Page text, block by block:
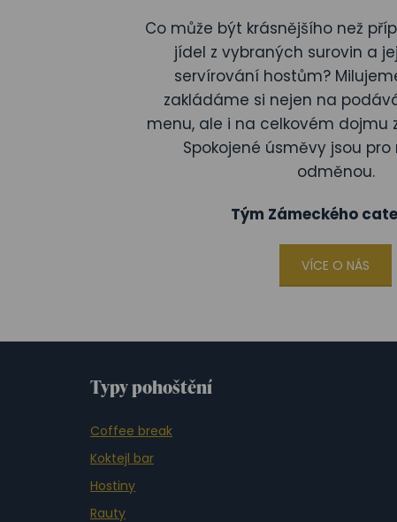
Co může být krásnějšího než
jídel z vybraných surovin a
servírování hostům?
zakládáme si nejen na
menu, ale i na celkovém dojmu
Spokojené úsměvy jsou
odměnou.
Tým Zámeckého
VÍCE O NÁS
Typy pohoštění
Coffee break
Koktejl bar
Hostiny
Rauty